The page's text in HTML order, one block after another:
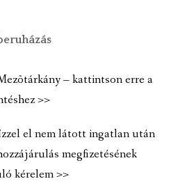
– kattintson erre a
>>
el nem látott ingatlan után
megfizetésének
kérelem >>